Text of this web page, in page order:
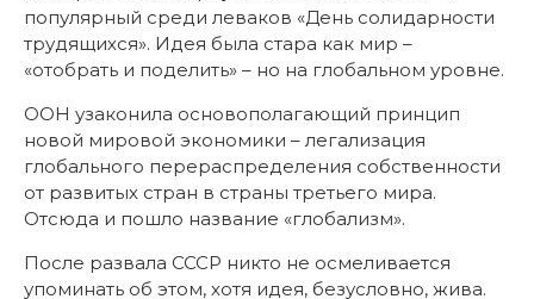
популярный среди леваков «День солидарности
трудящихся». Идея была стара как мир –
«отобрать и поделить» – но на глобальном уровне.
ООН узаконила основополагающий принцип
новой мировой экономики – легализация
глобального перераспределения собственности
от развитых стран в страны третьего мира.
Отсюда и пошло название «глобализм».
После развала СССР никто не осмеливается
упоминать об этом, хотя идея, безусловно, жива.